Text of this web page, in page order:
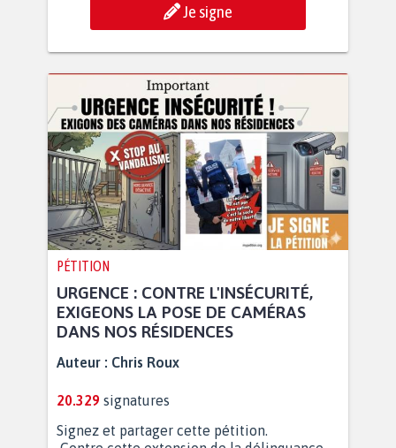
Je signe
PÉTITION
URGENCE : CONTRE L'INSÉCURITÉ,
EXIGEONS LA POSE DE CAMÉRAS
DANS NOS RÉSIDENCES
Auteur : Chris Roux
20.329 signatures
Signez et partager cette pétition.